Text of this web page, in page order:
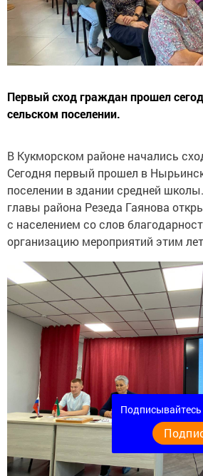
Первый сход граждан прошел
сельском поселении.
В Кукморском районе начались
Сегодня первый прошел в
поселении в здании средней
главы района Резеда Гаянова
с населением со слов
организацию мероприятий этим